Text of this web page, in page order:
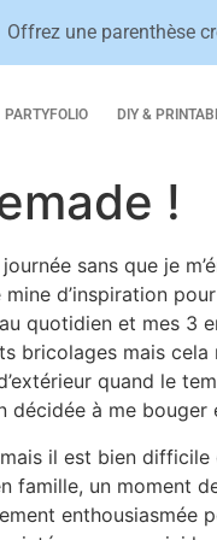
Offrez une parenthèse
PARTYFOLIO DIY &
!
sans que je
d’inspiration
quotidien et mes
bricolages mais
quand le
décidée à me
il est bien
famille, un moment
enthousiasmée